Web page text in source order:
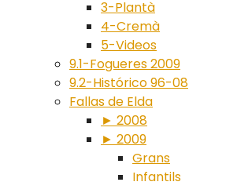
3-Plantà
4-Cremà
5-Videos
9.1-Fogueres 2009
9.2-Histórico 96-08
Fallas de Elda
► 2008
► 2009
Grans
Infantils